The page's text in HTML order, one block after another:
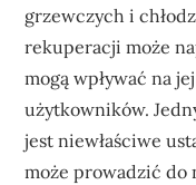
grzewczych i
rekuperacji może
mogą wpływać na
użytkowników.
jest niewłaściwe
może prowadzić do